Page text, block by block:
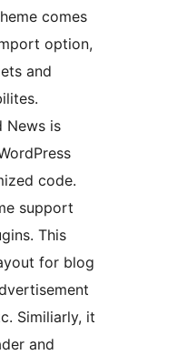
comes
option,
and
News is
code.
support
This
for blog
Similiarly, it
and